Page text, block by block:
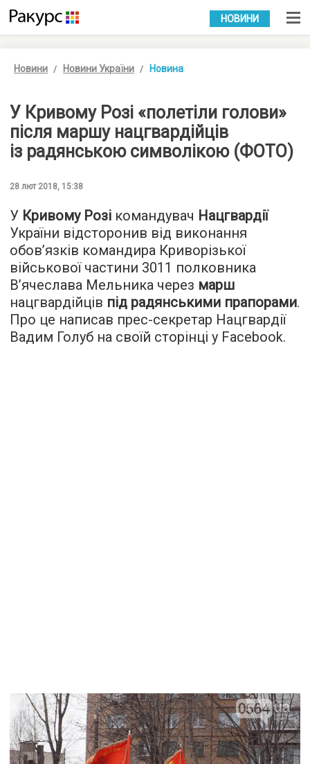
УКР РУС
НОВИНИ
Новини Новини України Новина
У Кривому Розі «полетіли голови»
після маршу нацгвардійців
із радянською символікою (ФОТО)
28 лют 2018, 15:38
У Кривому Розі командувач Нацгвардії
України відсторонив від виконання
обов’язків командира Криворізької
військової частини 3011 полковника
В’ячеслава Мельника через марш
нацгвардійців під радянськими прапорами.
Про це написав прес-секретар Нацгвардії
Вадим Голуб на своїй сторінці у Facebook.